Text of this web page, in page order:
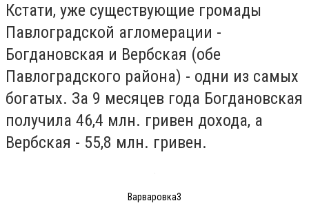
Кстати, уже существующие громады
Павлоградской агломерации -
Богдановская и Вербская (обе
Павлоградского района) - одни из самых
богатых. За 9 месяцев года Богдановская
получила 46,4 млн. гривен дохода, а
Вербская - 55,8 млн. гривен.
Варваровка3